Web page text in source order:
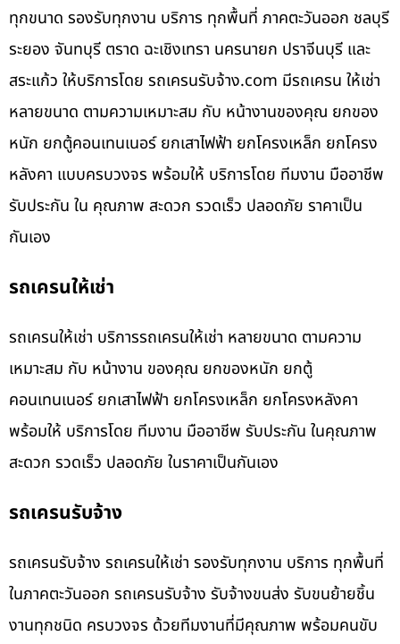
ทุกขนาด รองรับทุกงาน บริการ ทุกพื้นที่ ภาคตะวันออก ชลบุรี
ระยอง จันทบุรี ตราด ฉะเชิงเทรา นครนายก ปราจีนบุรี และ
สระแก้ว ให้บริการโดย รถเครนรับจ้าง.com มีรถเครน ให้เช่า
หลายขนาด ตามความเหมาะสม กับ หน้างานของคุณ ยกของ
หนัก ยกตู้คอนเทนเนอร์ ยกเสาไฟฟ้า ยกโครงเหล็ก ยกโครง
หลังคา แบบครบวงจร พร้อมให้ บริการโดย ทีมงาน มืออาชีพ
รับประกัน ใน คุณภาพ สะดวก รวดเร็ว ปลอดภัย ราคาเป็น
กันเอง
รถเครนให้เช่า
รถเครนให้เช่า บริการรถเครนให้เช่า หลายขนาด ตามความ
เหมาะสม กับ หน้างาน ของคุณ ยกของหนัก ยกตู้
คอนเทนเนอร์ ยกเสาไฟฟ้า ยกโครงเหล็ก ยกโครงหลังคา
พร้อมให้ บริการโดย ทีมงาน มืออาชีพ รับประกัน ในคุณภาพ
สะดวก รวดเร็ว ปลอดภัย ในราคาเป็นกันเอง
รถเครนรับจ้าง
รถเครนรับจ้าง รถเครนให้เช่า รองรับทุกงาน บริการ ทุกพื้นที่
ในภาคตะวันออก รถเครนรับจ้าง รับจ้างขนส่ง รับขนย้ายชิ้น
งานทุกชนิด ครบวงจร ด้วยทีมงานที่มีคุณภาพ พร้อมคนขับ